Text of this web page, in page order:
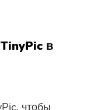
в
чтобы